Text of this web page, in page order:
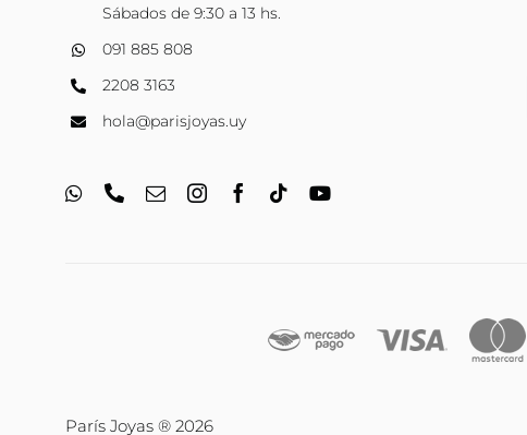
Sábados de 9:30 a 13 hs.
091 885 808
2208 3163
hola@parisjoyas.uy
París Joyas ® 2026